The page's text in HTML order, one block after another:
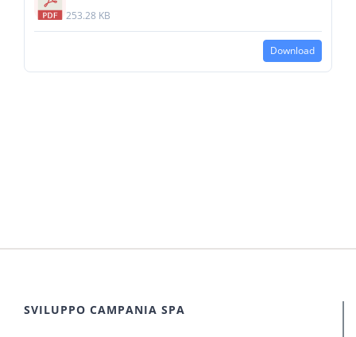
253.28 KB
Download
SVILUPPO CAMPANIA SPA